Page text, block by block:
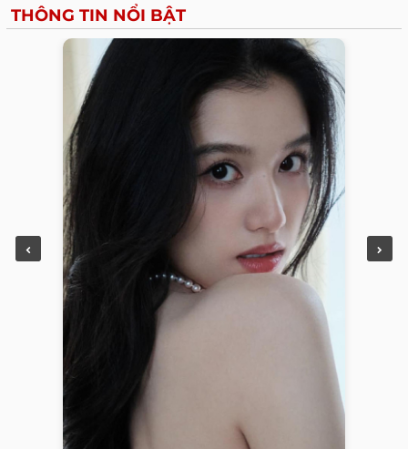
THÔNG TIN NỔI BẬT